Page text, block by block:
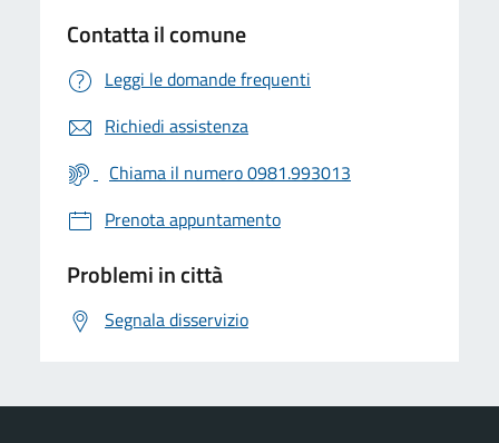
Contatta il comune
Leggi le domande frequenti
Richiedi assistenza
Chiama il numero 0981.993013
Prenota appuntamento
Problemi in città
Segnala disservizio